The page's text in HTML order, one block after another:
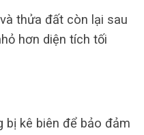
thửa đất còn lại sau
hơn diện tích tối
bị kê biên để bảo đảm